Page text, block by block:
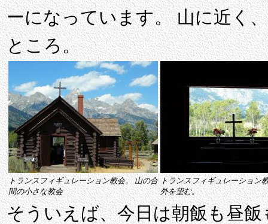
ーになっています。 山に近く
ところ。
トランスフィギュレーション教会。 山の合
間の小さな教会
トランスフィギュレーション
外を望む。
そういえば、今日は朝飯も昼